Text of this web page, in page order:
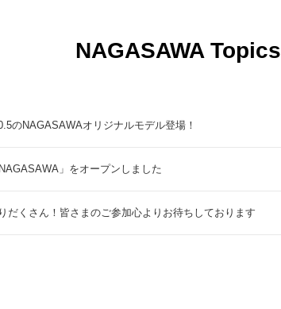
NAGASAWA Topics
のNAGASAWAオリジナルモデル登場！
」をオープンしました
だくさん！皆さまのご参加心よりお待ちしております